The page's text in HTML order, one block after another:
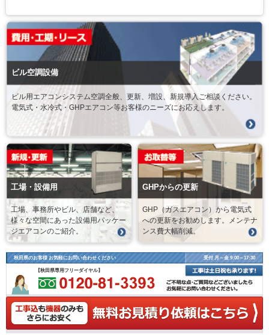
ビル空調設備
ビル用エアコンシステム空調全般、更新、増設、新規導入ご相談ください。
電気式・水冷式・GHPエアコン等お客様のニーズにお応えします。
工場・設備用
工場、事務所やビル、店舗など、
様々な空間にあった設備用パッケー
ジエアコンのご紹介。
GHPからの更新
GHP（ガスエアコン）から電気式
への更新をお勧めします。メンテナ
ンス費大幅削減。
秋田県のお客様 お気軽にお問い合わせください 受付 月～金 9:00～17:30
【秋田県専用フリーダイヤル】